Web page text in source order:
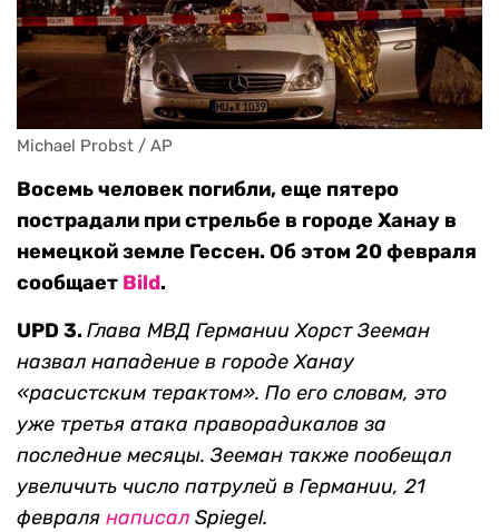
Michael Probst / AP
Восемь человек погибли, еще пятеро
пострадали при стрельбе в городе Ханау в
немецкой земле Гессен. Об этом 20 февраля
сообщает Bild.
UPD 3.Глава МВД Германии Хорст Зееман
назвал нападение в городе Ханау
«расистским терактом». По его словам, это
уже третья атака праворадикалов за
последние месяцы. Зееман также пообещал
увеличить число патрулей в Германии, 21
февраля написал Spiegel.